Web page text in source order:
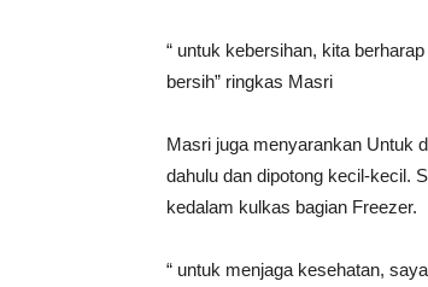
“ untuk kebersihan, kita
bersih” ringkas Masri
Masri juga menyarankan Untuk
dahulu dan dipotong kecil-kecil.
kedalam kulkas bagian Freezer.
“ untuk menjaga kesehatan,